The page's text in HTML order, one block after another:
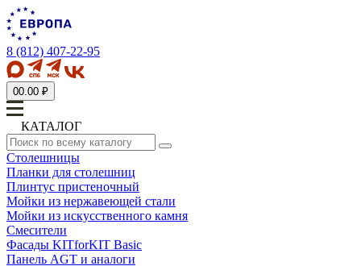
8 (812) 407-22-95
00.00 ₽
КАТАЛОГ
Столешницы
Планки для столешниц
Плинтус пристеночный
Мойки из нержавеющей стали
Мойки из искусственного камня
Смесители
Фасады KITforKIT Basic
Панель AGT и аналоги